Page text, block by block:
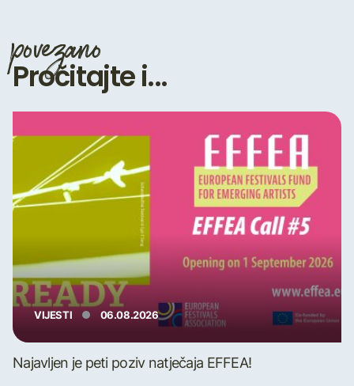
povezano
Pročitajte i...
VIJESTI 06.08.2026
Najavljen je peti poziv natječaja EFFEA!